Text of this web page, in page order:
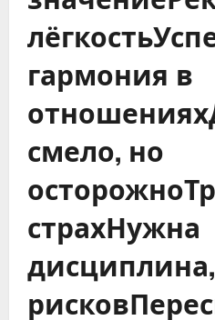
гармония в
смело, но
страхНужна